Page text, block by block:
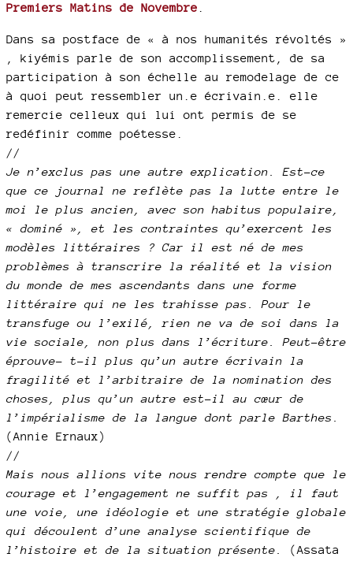
Premiers Matins de Novembre
Dans sa postface de « à nos humanités révoltés »
, kiyémis parle de son accomplissement, de sa
participation à son échelle au remodelage de ce
à quoi peut ressembler un.e écrivain.e. elle
remercie celleux qui lui ont permis de se
redéfinir comme poétesse.
//
Je n’exclus pas une autre explication. Est-ce
que ce journal ne reflète pas la lutte entre le
moi le plus ancien, avec son habitus populaire,
« dominé », et les contraintes qu’exercent les
modèles littéraires ? Car il est né de mes
problèmes à transcrire la réalité et la vision
du monde de mes ascendants dans une forme
littéraire qui ne les trahisse pas. Pour le
transfuge ou l’exilé, rien ne va de soi dans la
vie sociale, non plus dans l’écriture. Peut-être
éprouve- t-il plus qu’un autre écrivain la
fragilité et l’arbitraire de la nomination des
choses, plus qu’un autre est-il au cœur de
l’impérialisme de la langue dont parle Barthes.
(Annie Ernaux)
//
Mais nous allions vite nous rendre compte que le
courage et l’engagement ne suffit pas , il faut
une voie, une idéologie et une stratégie globale
qui découlent d’une analyse scientifique de
l’histoire et de la situation présente.
(Assata